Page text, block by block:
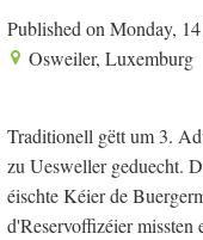
Published on Monday,
Osweiler, Luxemburg
Traditionell gëtt um 3.
zu Uesweller geduecht.
éischte Kéier de
d'Reservoffizéier missten